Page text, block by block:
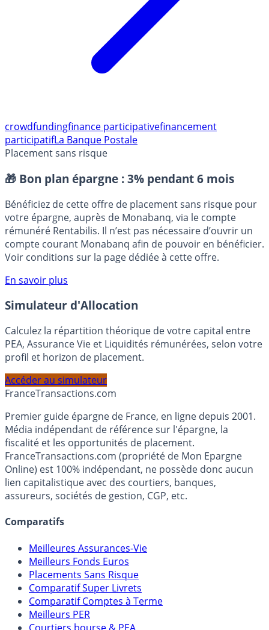
crowdfundingfinance participative
participatifLa Banque Postale
Placement sans risque
🎁 Bon plan épargne : 3% pendant 6 mois
Bénéficiez de cette offre de placement sans risque pour
votre épargne, auprès de Monabanq, via le compte
rémunéré Rentabilis. Il n’est pas nécessaire d’ouvrir un
compte courant Monabanq afin de pouvoir en bénéficier.
Voir conditions sur la page dédiée à cette offre.
En savoir plus
Simulateur d'Allocation
Calculez la répartition théorique de votre capital entre
PEA, Assurance Vie et Liquidités rémunérées, selon votre
profil et horizon de placement.
Accéder au simulateur
FranceTransactions.com
Premier guide épargne de France, en ligne depuis 2001.
Média indépendant de référence sur l'épargne, la
fiscalité et les opportunités de placement.
FranceTransactions.com (propriété de Mon Epargne
Online) est 100% indépendant, ne possède donc aucun
lien capitalistique avec des courtiers, banques,
Meilleures Assurances-Vie
Meilleurs Fonds Euros
Placements Sans Risque
Comparatif Super Livrets
Comparatif Comptes à Terme